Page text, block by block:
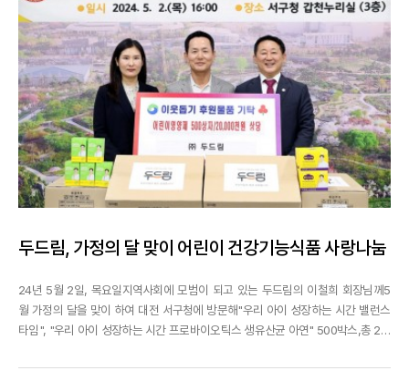
두드림, 가정의 달 맞이 어린이 건강기능식품 사랑나눔
24년 5월 2일, 목요일지역사회에 모범이 되고 있는 두드림의 이철희 회장님께5
월 가정의 달을 맞이 하여 대전 서구청에 방문해"우리 아이 성장하는 시간 밸런스
타임", "우리 아이 성장하는 시간 프로바이오틱스 생유산균 아연" 500박스,총 2,0
는 마음을 담아 어린이 건강기능식품을 기탁하였으며이날 기탁된 물품은 관내 아